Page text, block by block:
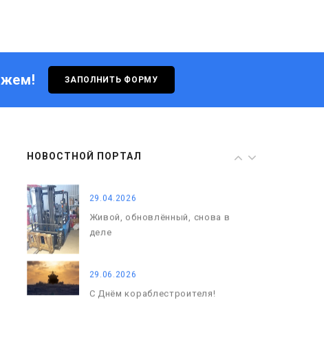
ЗАПОЛНИТЬ ФОРМУ
НОВОСТНОЙ ПОРТАЛ
С Днём кораблестроителя!
С Днём Победы. Память, которая
29.04.2026
Живой, обновлённый, снова в
деле
29.06.2026
С Днём кораблестроителя!